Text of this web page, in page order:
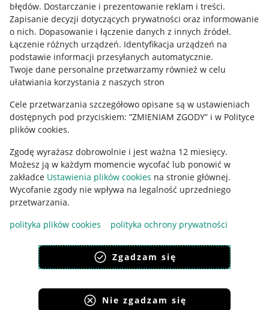
błędów. Dostarczanie i prezentowanie reklam i treści.
Zapisanie decyzji dotyczących prywatności oraz informowanie
o nich. Dopasowanie i łączenie danych z innych źródeł.
Łączenie różnych urządzeń. Identyfikacja urządzeń na
podstawie informacji przesyłanych automatycznie.
Twoje dane personalne przetwarzamy również w celu
ułatwiania korzystania z naszych stron
Cele przetwarzania szczegółowo opisane są w ustawieniach
dostępnych pod przyciskiem: “ZMIENIAM ZGODY” i w Polityce
plików cookies.
Zgodę wyrażasz dobrowolnie i jest ważna 12 miesięcy.
Możesz ją w każdym momencie wycofać lub ponowić w
zakładce Ustawienia plików cookies na stronie głównej.
Wycofanie zgody nie wpływa na legalność uprzedniego
przetwarzania.
polityka plików cookies
polityka ochrony prywatności
Zgadzam się
Nie zgadzam się
Informacje prawne
Regulamin
Polityka plików "cookies"
Ustawienia plików "cookies"
Udostępnianie lokalizacji
Informacje dla Aktu o Usługach Cyfrowych
Pobierz aplikację
Korzystanie z serwisu oznacza akceptacjęregulaminu